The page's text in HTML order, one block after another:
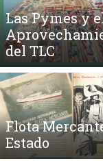
Las Pymes y
del TLC
Flota
Estado